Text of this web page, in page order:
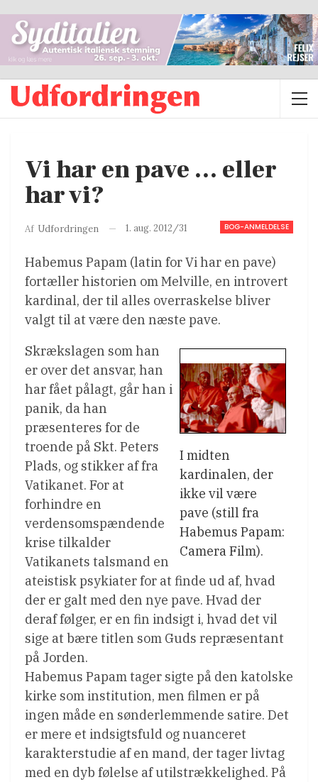
Vi har en pave … eller
har vi?
BOG-ANMELDELSE
Af Udfordringen 1. aug. 2012/31
Habemus Papam (latin for Vi har en pave)
fortæller historien om Melville, en introvert
kardinal, der til alles overraskelse bliver
valgt til at være den næste pave.
I midten
kardinalen, der
ikke vil være
pave (still fra
Habemus Papam:
Camera Film).
Skrækslagen som han
er over det ansvar, han
har fået pålagt, går han i
panik, da han
præsenteres for de
troende på Skt. Peters
Plads, og stikker af fra
Vatikanet. For at
forhindre en
verdensomspændende
krise tilkalder
Vatikanets talsmand en
ateistisk psykiater for at finde ud af, hvad
der er galt med den nye pave. Hvad der
deraf følger, er en fin indsigt i, hvad det vil
sige at bære titlen som Guds repræsentant
på Jorden.
Habemus Papam tager sigte på den katolske
kirke som institution, men filmen er på
ingen måde en sønderlemmende satire. Det
er mere et indsigtsfuld og nuanceret
karakterstudie af en mand, der tager livtag
med en dyb følelse af utilstrækkelighed. På